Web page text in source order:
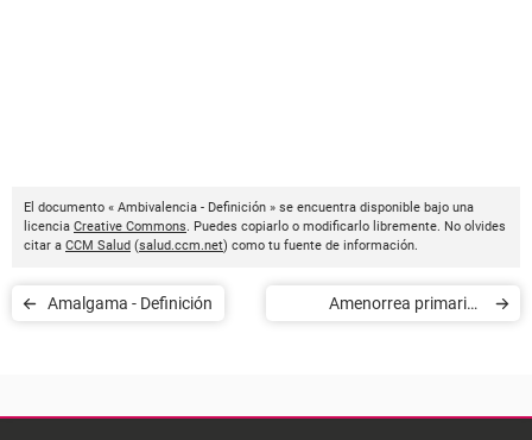
El documento « Ambivalencia - Definición » se encuentra disponible bajo una
licencia Creative Commons. Puedes copiarlo o modificarlo libremente. No olvides
citar a CCM Salud (salud.ccm.net) como tu fuente de información.
Amalgama - Definición
Amenorrea primaria -